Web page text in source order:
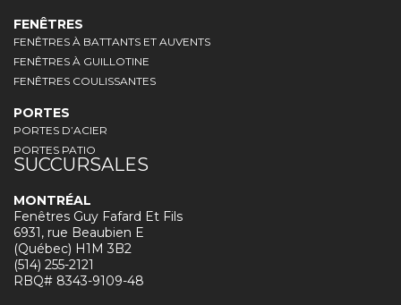
FENÊTRES
FENÊTRES À BATTANTS ET AUVENTS
FENÊTRES À GUILLOTINE
FENÊTRES COULISSANTES
PORTES
PORTES D’ACIER
PORTES PATIO
SUCCURSALES
MONTRÉAL
Fenêtres Guy Fafard Et Fils
6931, rue Beaubien E
(Québec) H1M 3B2
(514) 255-2121
RBQ# 8343-9109-48